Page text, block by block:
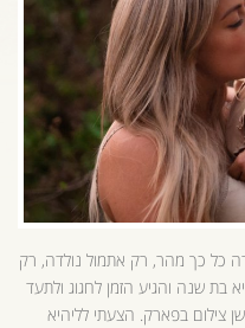
כל כך מהר, רק אתמול נולדה, רק
בת שנה והגיע הזמן לחגוג ולתעד
צילום בפארק. הצעתי לליהיא